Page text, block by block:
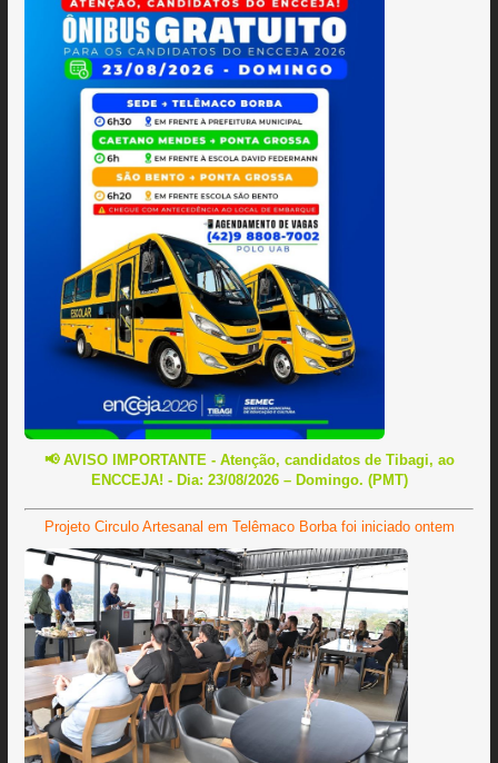
📢 AVISO IMPORTANTE - Atenção, candidatos de Tibagi, ao
ENCCEJA! - Dia: 23/08/2026 – Domingo. (PMT)
Projeto Circulo Artesanal em Telêmaco Borba foi iniciado ontem